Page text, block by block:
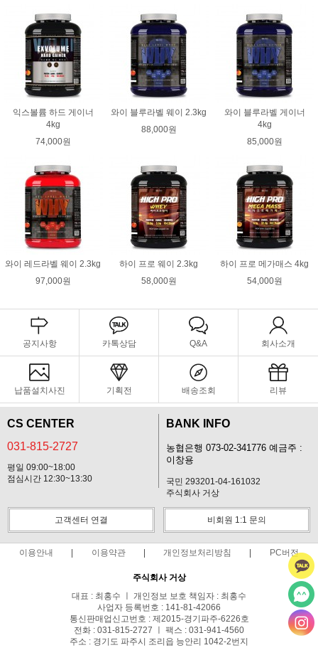
익스볼륨 하드 게이너
4kg
74,000원
와이 블루라벨 웨이 2.3kg
88,000원
와이 블루라벨 게이너
4kg
85,000원
와이 레드라벨 웨이 2.3kg
97,000원
하이 프로 웨이 2.3kg
58,000원
하이 프로 메가매스 4kg
54,000원
공지사항 카톡상담 Q&A 회사소개
납품설치사진 기획전 배송조회 리뷰
CS CENTER
031-815-2727
평일 09:00~18:00
점심시간 12:30~13:30
BANK INFO
농협은행 073-02-341776 예금주 :
이창용
국민 293201-04-161032
주식회사 거상
고객센터 연결 비회원 1:1 문의
이용안내 이용약관 개인정보처리방침 PC버전
주식회사 거상
대표 : 최홍수 ㅣ 개인정보 보호 책임자 : 최홍수
사업자 등록번호 : 141-81-42066
통신판매업신고번호 : 제2015-경기파주-6226호
전화 : 031-815-2727 ㅣ 팩스 : 031-941-4560
주소 : 경기도 파주시 조리읍 능안리 1042-2번지